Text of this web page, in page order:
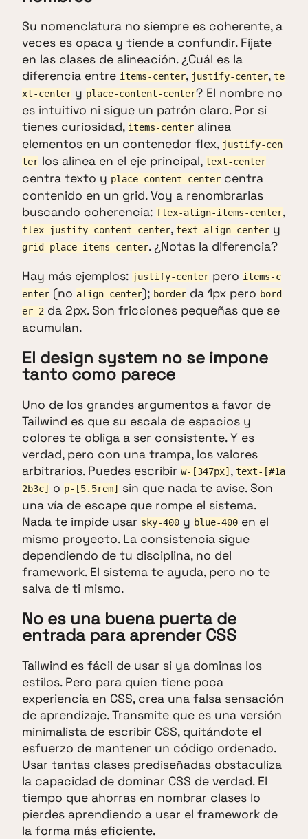
Su nomenclatura no siempre es coherente, a
veces es opaca y tiende a confundir. Fíjate
en las clases de alineación. ¿Cuál es la
diferencia entre items-center, justify-center, te
xt-center y place-content-center? El nombre no
es intuitivo ni sigue un patrón claro. Por si
tienes curiosidad, items-center alinea
elementos en un contenedor flex, justify-cen
ter los alinea en el eje principal, text-center
centra texto y place-content-center centra
contenido en un grid. Voy a renombrarlas
buscando coherencia: flex-align-items-center,
flex-justify-content-center, text-align-center y
grid-place-items-center. ¿Notas la diferencia?
Hay más ejemplos: justify-center pero items-c
enter (no align-center); border da 1px pero bord
er-2 da 2px. Son fricciones pequeñas que se
acumulan.
El design system no se impone
tanto como parece
Uno de los grandes argumentos a favor de
Tailwind es que su escala de espacios y
colores te obliga a ser consistente. Y es
verdad, pero con una trampa, los valores
arbitrarios. Puedes escribir w-[347px] , text-[#1a
2b3c]
o p-[5.5rem]
sin que nada te avise. Son
una vía de escape que rompe el sistema.
Nada te impide usar sky-400 y blue-400 en el
mismo proyecto. La consistencia sigue
dependiendo de tu disciplina, no del
framework. El sistema te ayuda, pero no te
salva de ti mismo.
No es una buena puerta de
entrada para aprender CSS
Tailwind es fácil de usar si ya dominas los
estilos. Pero para quien tiene poca
experiencia en CSS, crea una falsa sensación
de aprendizaje. Transmite que es una versión
minimalista de escribir CSS, quitándote el
esfuerzo de mantener un código ordenado.
Usar tantas clases prediseñadas obstaculiza
la capacidad de dominar CSS de verdad. El
tiempo que ahorras en nombrar clases lo
pierdes aprendiendo a usar el framework de
la forma más eficiente.